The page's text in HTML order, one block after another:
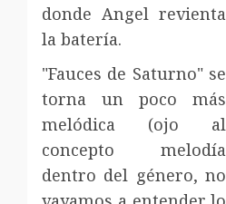
donde Angel revienta
la batería.
"Fauces de Saturno" se
torna un poco más
melódica (ojo al
concepto melodía
dentro del género, no